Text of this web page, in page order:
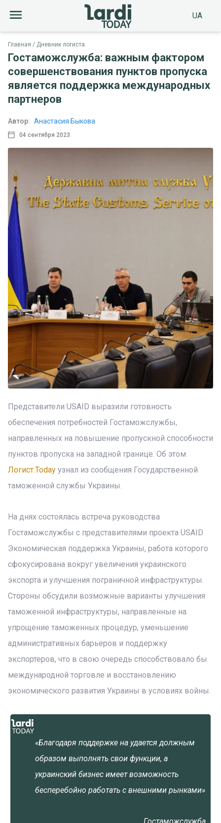
UA
Главная Дневник логиста
Гостаможслужба: важным фактором
совершенствования пунктов пропуска
является поддержка международных
партнеров
04 сентября 2023
Автор: Анастасия Быкова
Представители USAID выразили готовность
обеспечения потребностей Гостаможслужбы,
направленных на повышение пропускной способности
пунктов пропуска на западной границе. Об этом
Логист.Today узнал из сообщения Государственной
таможенной службы Украины.
На днях состоялась встреча руководства
Гостаможслужбы с представителями проекта USAID
Экономическая поддержка Украины, работа которого
сфокусирована вокруг увеличения украинского
экспорта и улучшения пограничной инфраструктуры.
Стороны обсудили возможные варианты улучшения
таможенной инфраструктуры, направленные на
упрощение таможенных процедур, уменьшение
административных барьеров и поддержку
экспортеров, что в свою очередь способствовало бы
международной торговле и восстановлению
экономического развития Украины в условиях войны.
«Благодаря поддержке на удается должным
образом выполнять свои функции, а
украинский бизнес имеет возможность
бесперебойно работать с внешними рынками»